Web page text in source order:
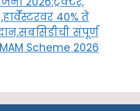
40% ते
संपूर्ण
Scheme 2026